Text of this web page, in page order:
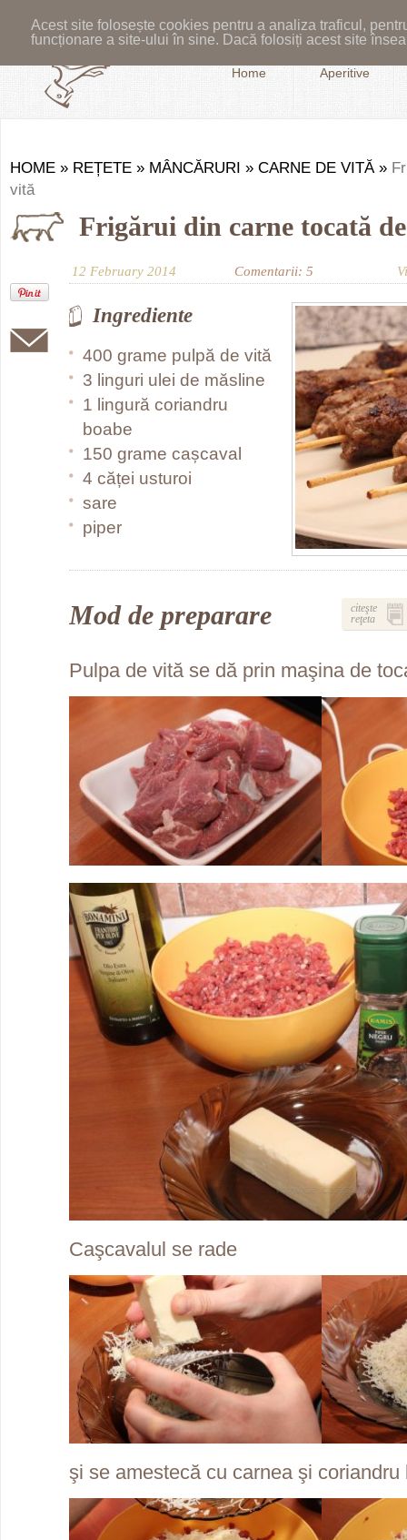
Acest site folosește cookies pentru a analiza traficul,
funcționare a site-ului în sine. Dacă folosiți acest site
Home Aperitive
HOME » REȚETE » MÂNCĂRURI » CARNE DE VITĂ »
vită
Frigărui din carne tocată
12 February 2014 Comentarii: 5
Ingrediente
400 grame pulpă de vită
3 linguri ulei de măsline
1 lingură coriandru
boabe
150 grame cașcaval
4 căței usturoi
sare
piper
Mod de preparare
citeşte
reţeta
Pulpa de vită se dă prin maşina de
Caşcavalul se rade
şi se amestecă cu carnea şi coriandru